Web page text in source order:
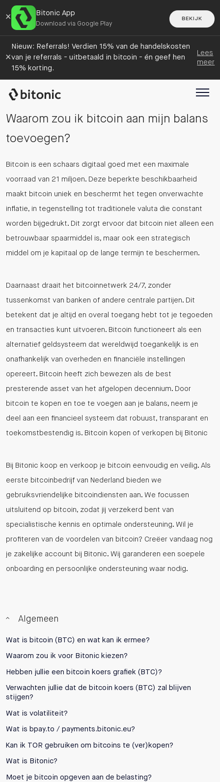
× Bitonic App
Download via Google Play
BEKIJK
×
Nieuw: Referrals! Verdien 15% van de handelskosten
van je referrals - uitbetaald in bitcoin - én geef hen
15% korting.
Lees
meer
Waarom zou ik bitcoin aan mijn balans
toevoegen?
Bitcoin is een schaars digitaal goed met een maximale
voorraad van 21 miljoen. Deze beperkte beschikbaarheid
maakt bitcoin uniek en beschermt het tegen onverwachte
inflatie, in tegenstelling tot traditionele valuta die constant
worden bijgedrukt. Dit zorgt ervoor dat bitcoin niet alleen een
betrouwbaar spaarmiddel is, maar ook een strategisch
middel om je kapitaal op de lange termijn te beschermen.
Daarnaast draait het bitcoinnetwerk 24/7, zonder
tussenkomst van banken of andere centrale partijen. Dit
betekent dat je altijd en overal toegang hebt tot je tegoeden
en transacties kunt uitvoeren. Bitcoin functioneert als een
alternatief geldsysteem dat wereldwijd toegankelijk is en
onafhankelijk van overheden en financiële instellingen
opereert. Bitcoin heeft zich bewezen als de best
presterende asset van het afgelopen decennium. Door
bitcoin te kopen en toe te voegen aan je balans, neem je
deel aan een financieel systeem dat robuust, transparant en
toekomstbestendig is. Bitcoin kopen of verkopen bij Bitonic
Bij Bitonic koop en verkoop je bitcoin eenvoudig en veilig. Als
eerste bitcoinbedrijf van Nederland bieden we
gebruiksvriendelijke bitcoindiensten aan. We focussen
uitsluitend op bitcoin, zodat jij verzekerd bent van
specialistische kennis en optimale ondersteuning. Wil je
profiteren van de voordelen van bitcoin? Creëer vandaag nog
je zakelijke account bij Bitonic. Wij garanderen een soepele
onboarding en persoonlijke ondersteuning waar nodig.
Algemeen
Wat is bitcoin (BTC) en wat kan ik ermee?
Waarom zou ik voor Bitonic kiezen?
Hebben jullie een bitcoin koers grafiek (BTC)?
Verwachten jullie dat de bitcoin koers (BTC) zal blijven
stijgen?
Wat is volatiliteit?
Wat is bpay.to / payments.bitonic.eu?
Kan ik TOR gebruiken om bitcoins te (ver)kopen?
Wat is Bitonic?
Moet je bitcoin opgeven aan de belasting?